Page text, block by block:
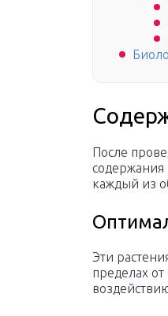
После
содержания
каждый из
Эти
пределах